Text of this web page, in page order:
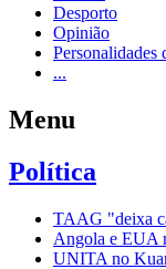
Desporto
Opinião
Personalidades
...
Menu
Política
TAAG "deixa
Angola e EUA
UNITA no